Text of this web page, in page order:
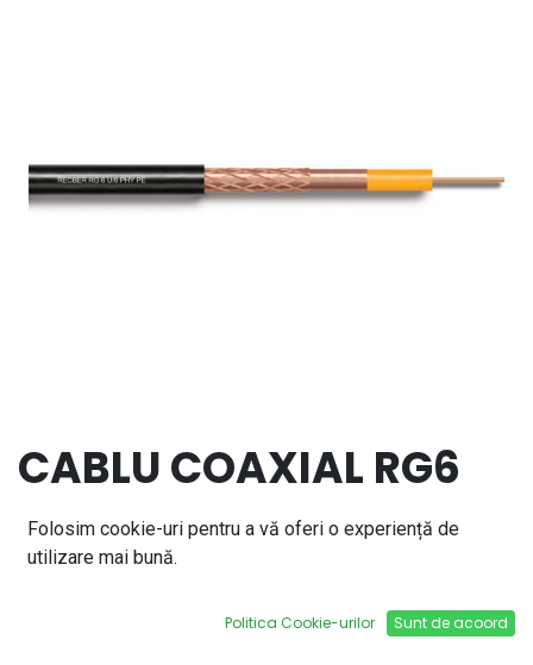
CABLU COAXIAL RG6
CU-CU NEGRU HF
(100M) BZ20-00260
Folosim cookie-uri pentru a vă oferi o experiență de
utilizare mai bună.
Politica Cookie-urilor Sunt de acoord